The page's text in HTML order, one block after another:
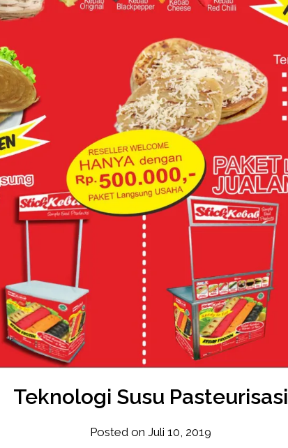
Teknologi Susu Pasteurisasi
Posted on Juli 10, 2019